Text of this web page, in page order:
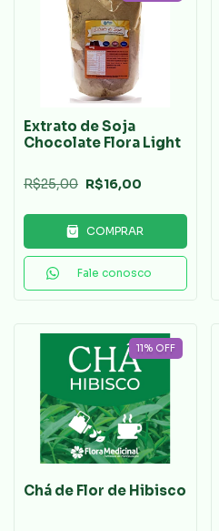
Extrato de Soja
Chocolate Flora Light
R$25,00 R$16,00
COMPRAR
Fale conosco
11% OFF
Chá de Flor de Hibisco